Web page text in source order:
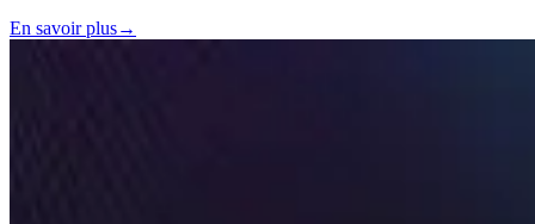
En savoir plus→